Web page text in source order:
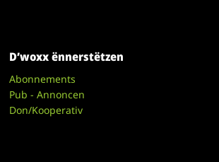
D’woxx ënnerstëtzen
Abonnements
Pub - Annoncen
Don/Kooperativ